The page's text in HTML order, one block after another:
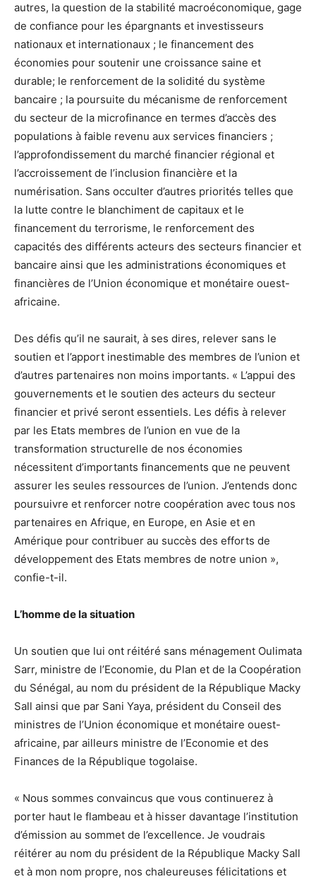
autres, la question de la stabilité macroéconomique, gage
de confiance pour les épargnants et investisseurs
nationaux et internationaux ; le financement des
économies pour soutenir une croissance saine et
durable; le renforcement de la solidité du système
bancaire ; la poursuite du mécanisme de renforcement
du secteur de la microfinance en termes d’accès des
populations à faible revenu aux services financiers ;
l’approfondissement du marché financier régional et
l’accroissement de l’inclusion financière et la
numérisation. Sans occulter d’autres priorités telles que
la lutte contre le blanchiment de capitaux et le
financement du terrorisme, le renforcement des
capacités des différents acteurs des secteurs financier et
bancaire ainsi que les administrations économiques et
financières de l’Union économique et monétaire ouest-
africaine.
Des défis qu’il ne saurait, à ses dires, relever sans le
soutien et l’apport inestimable des membres de l’union et
d’autres partenaires non moins importants. « L’appui des
gouvernements et le soutien des acteurs du secteur
financier et privé seront essentiels. Les défis à relever
par les Etats membres de l’union en vue de la
transformation structurelle de nos économies
nécessitent d’importants financements que ne peuvent
assurer les seules ressources de l’union. J’entends donc
poursuivre et renforcer notre coopération avec tous nos
partenaires en Afrique, en Europe, en Asie et en
Amérique pour contribuer au succès des efforts de
développement des Etats membres de notre union »,
confie-t-il.
L’homme de la situation
Un soutien que lui ont réitéré sans ménagement Oulimata
Sarr, ministre de l’Economie, du Plan et de la Coopération
du Sénégal, au nom du président de la République Macky
Sall ainsi que par Sani Yaya, président du Conseil des
ministres de l’Union économique et monétaire ouest-
africaine, par ailleurs ministre de l’Economie et des
Finances de la République togolaise.
« Nous sommes convaincus que vous continuerez à
porter haut le flambeau et à hisser davantage l’institution
d’émission au sommet de l’excellence. Je voudrais
réitérer au nom du président de la République Macky Sall
et à mon nom propre, nos chaleureuses félicitations et